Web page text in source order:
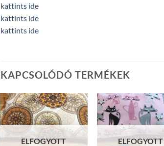
kattints ide
kattints ide
kattints ide
KAPCSOLÓDÓ TERMÉKEK
ELFOGYOTT ELFOGYOTT